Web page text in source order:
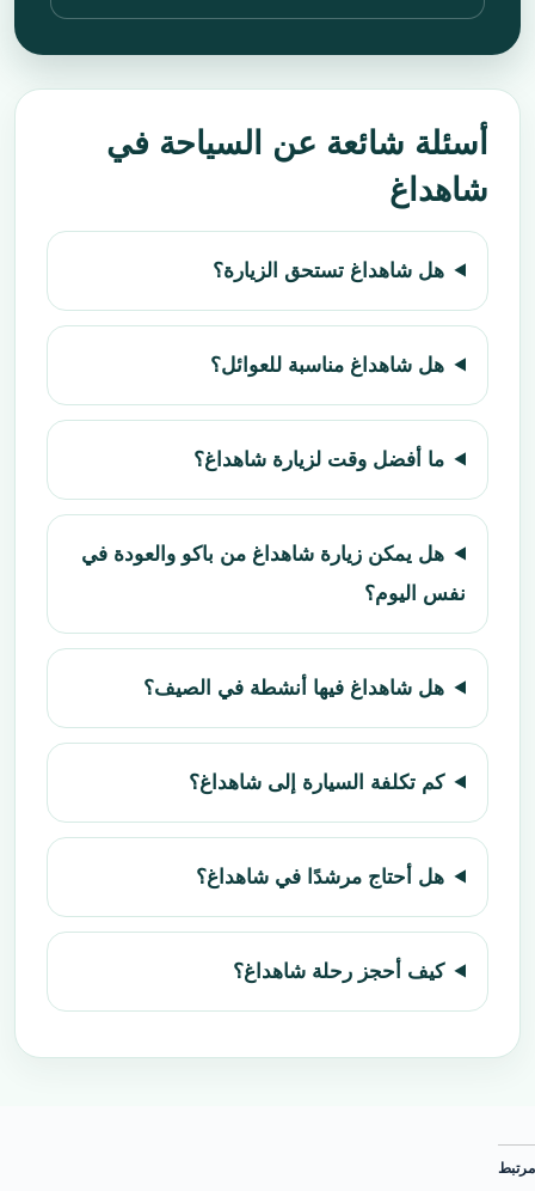
أسئلة شائعة عن السياحة في
شاهداغ
هل شاهداغ تستحق الزيارة؟
هل شاهداغ مناسبة للعوائل؟
ما أفضل وقت لزيارة شاهداغ؟
هل يمكن زيارة شاهداغ من باكو والعودة في
نفس اليوم؟
هل شاهداغ فيها أنشطة في الصيف؟
كم تكلفة السيارة إلى شاهداغ؟
هل أحتاج مرشدًا في شاهداغ؟
كيف أحجز رحلة شاهداغ؟
مرتبط